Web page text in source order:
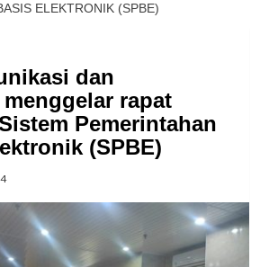
ELEKTRONIK (SPBE)
dan
rapat
Pemerintahan
(SPBE)